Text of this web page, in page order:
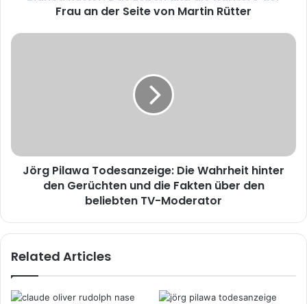
Frau an der Seite von Martin Rütter
Jörg Pilawa Todesanzeige: Die Wahrheit hinter
den Gerüchten und die Fakten über den
beliebten TV-Moderator
Related Articles